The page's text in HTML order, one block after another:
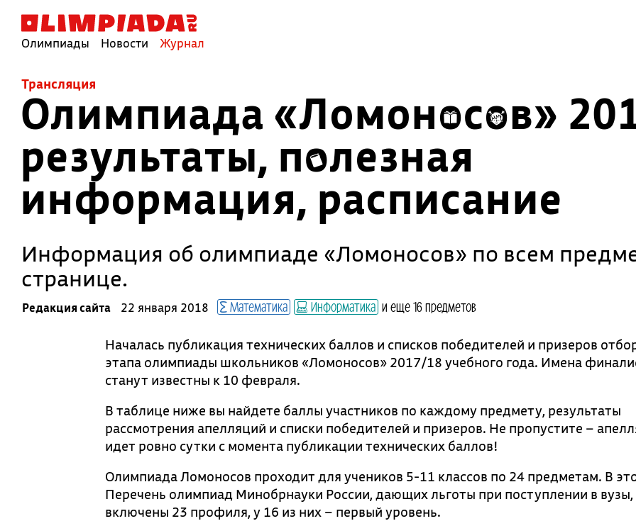
Олимпиады Новости Журнал
Трансляция
Олимпиада «Ломоносов»
результаты, полезная
информация, расписание
Информация об олимпиаде «Ломоносов» по всем
странице.
Редакция сайта 22 января 2018 Математика Информатика и еще 16 предметов
Началась публикация технических баллов и списков победителей и призеров
этапа олимпиады школьников «Ломоносов» 2017/18 учебного года. Имена
станут известны к 10 февраля.
В таблице ниже вы найдете баллы участников по каждому предмету, результаты
рассмотрения апелляций и списки победителей и призеров. Не пропустите –
идет ровно сутки с момента публикации технических баллов!
Олимпиада Ломоносов проходит для учеников 5-11 классов по 24 предметам. В
Перечень олимпиад Минобрнауки России, дающих льготы при поступлении в вузы,
включены 23 профиля, у 16 из них – первый уровень.